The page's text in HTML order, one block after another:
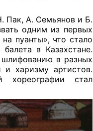
Пак, А. Семьянов и Б.
одним из первых
пуанты», что стало
в Казахстане.
шлифованию в разных
и харизму артистов.
хореографии стал